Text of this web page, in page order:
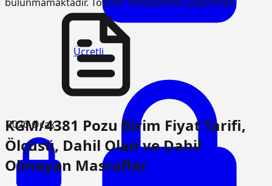
Ücretli
2026-Ocak
KGM/4381 Pozu Birim Fiyat Tarifi,
Ölçüsü, Dahil Olan ve Dahil
Olmayan Masraflar